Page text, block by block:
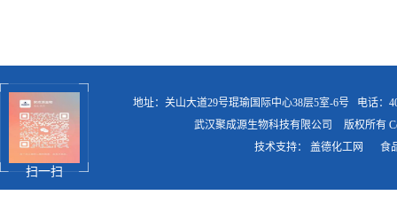
扫一扫
地址：关山大道29号琨瑜国际中心38层5室-6号 电话：
武汉聚成源生物科技有限公司
版权所有
技术支持： 盖德化工网 食